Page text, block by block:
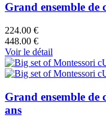
Grand ensemble de
224.00 €
448.00 €
Voir le détail
Grand ensemble de
ans